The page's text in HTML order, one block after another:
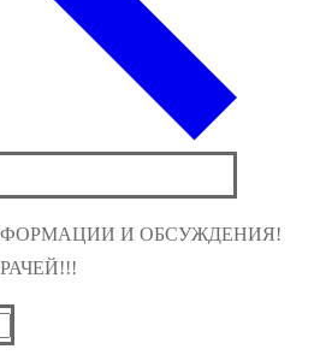
И ОБСУЖДЕНИЯ!